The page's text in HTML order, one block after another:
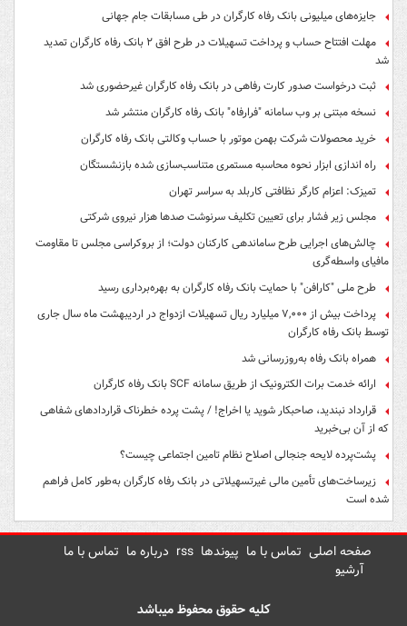
جایزه‌های میلیونی بانک رفاه کارگران در طی مسابقات جام جهانی
مهلت افتتاح حساب و پرداخت تسهیلات در طرح افق ۲ بانک رفاه کارگران تمدید
شد
ثبت درخواست صدور کارت رفاهی در بانک رفاه کارگران غیرحضوری شد
نسخه مبتنی بر وب سامانه "فرارفاه" بانک رفاه کارگران منتشر شد
خرید محصولات شرکت بهمن موتور با حساب وکالتی بانک رفاه کارگران
راه اندازی ابزار نحوه محاسبه مستمری متناسب‌سازی شده بازنشستگان
تمیزک: اعزام کارگر نظافتی کاربلد به سراسر تهران
مجلس زیر فشار برای تعیین تکلیف سرنوشت صدها هزار نیروی شرکتی
چالش‌های اجرایی طرح ساماندهی کارکنان دولت؛ از بروکراسی مجلس تا مقاومت
مافیای واسطه‌گری
طرح ملی "کارافن" با حمایت بانک رفاه کارگران به بهره‌برداری رسید
پرداخت بیش از ۷,۰۰۰ میلیارد ریال تسهیلات ازدواج در اردیبهشت ماه سال جاری
توسط بانک رفاه کارگران
همراه بانک رفاه به‌روزرسانی شد
ارائه خدمت برات الکترونیک از طریق سامانه SCF بانک رفاه کارگران
قرارداد نبندید، صاحبکار شوید یا اخراج! / پشت پرده خطرناک قراردادهای شفاهی
که از آن بی‌خبرید
پشت‌پرده لایحه جنجالی اصلاح نظام تامین اجتماعی چیست؟
زیرساخت‌های تأمین مالی غیرتسهیلاتی در بانک رفاه کارگران به‌طور کامل فراهم
شده است
صفحه اصلی تماس با ما پیوندها rss درباره ما تماس با ما
آرشیو
کلیه حقوق محفوظ میباشد